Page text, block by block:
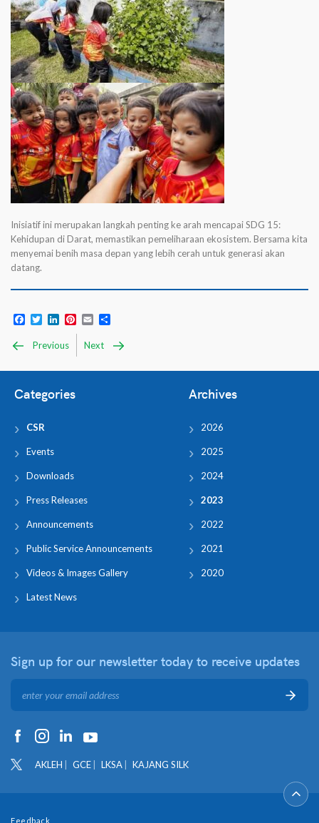
Inisiatif ini merupakan langkah penting ke arah mencapai SDG 15:
Kehidupan di Darat, memastikan pemeliharaan ekosistem. Bersama kita
menyemai benih masa depan yang lebih cerah untuk generasi akan
datang.
Facebook
TwitterLinkedIn
Pinterest
Email
Previous Next
Categories
CSR
Events
Downloads
Press Releases
Announcements
Public Service Announcements
Videos & Images Gallery
Latest News
Archives
2026
2025
2024
2023
2022
2021
2020
Sign up for our newsletter today to receive updates
AKLEH GCE LKSA KAJANG SILK
Feedback